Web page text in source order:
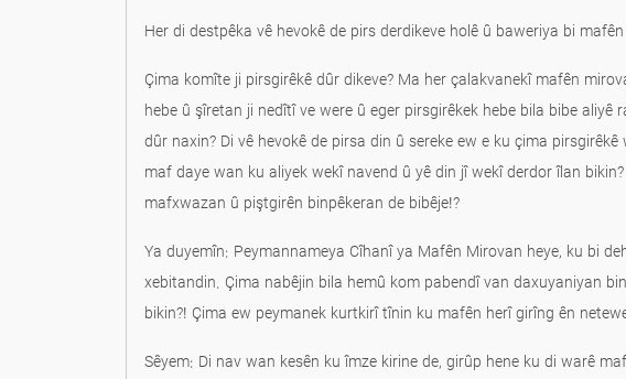
Her di destpêka vê hevokê de pirs derdikeve holê û baweriya bi
Çima komîte ji pirsgirêkê dûr dikeve? Ma her çalakvanekî mafên
hebe û şîretan ji nedîtî ve were û eger pirsgirêkek hebe bila bibe aliyê
dûr naxin? Di vê hevokê de pirsa din û sereke ew e ku çima
maf daye wan ku aliyek wekî navend û yê din jî wekî derdor îlan
mafxwazan û piştgirên binpêkeran de bibêje!?
Ya duyemîn: Peymannameya Cîhanî ya Mafên Mirovan heye, ku bi
xebitandin. Çima nabêjin bila hemû kom pabendî van daxuyaniyan
bikin?! Çima ew peymanek kurtkirî tînin ku mafên herî girîng ên
Sêyem: Di nav wan kesên ku îmze kirine de, girûp hene ku di warê